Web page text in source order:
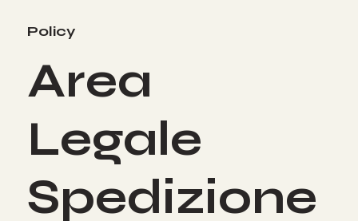
Policy
Area
Legale
Spedizione